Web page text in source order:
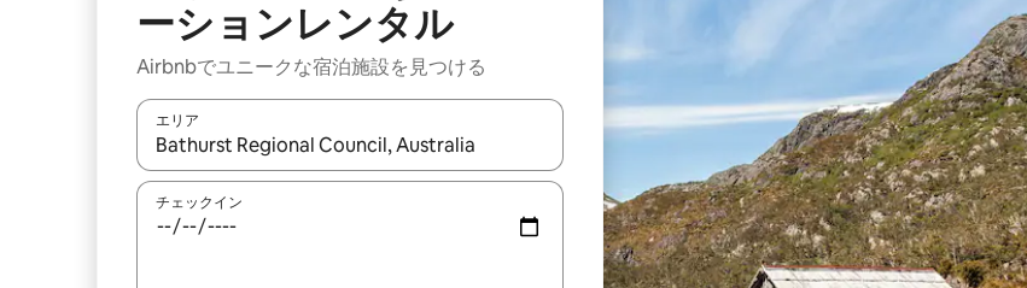
ーションレンタル
Airbnbでユニークな宿泊施設を見つける
エリア
検索結果が表示されたら、上下の矢印キーを使って移動するか、画面をタッチまたはスワイプして検索結果を確認
チェックイン